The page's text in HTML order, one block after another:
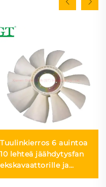
Tuulinkierros 6 auintoa
10 lehteä jäähdytysfan
ekskavaattorille ja
raunioittimelle